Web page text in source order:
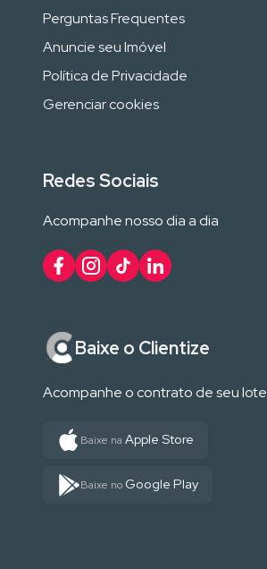
Perguntas Frequentes
Anuncie seu Imóvel
Política de Privacidade
Gerenciar cookies
Redes Sociais
Acompanhe nosso dia a dia
Baixe o Clientize
Acompanhe o contrato de seu lote
Baixe na Apple Store
Baixe no Google Play